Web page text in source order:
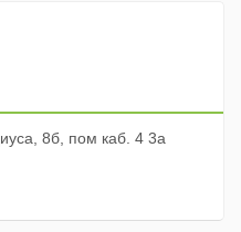
8б, пом каб. 4 3а